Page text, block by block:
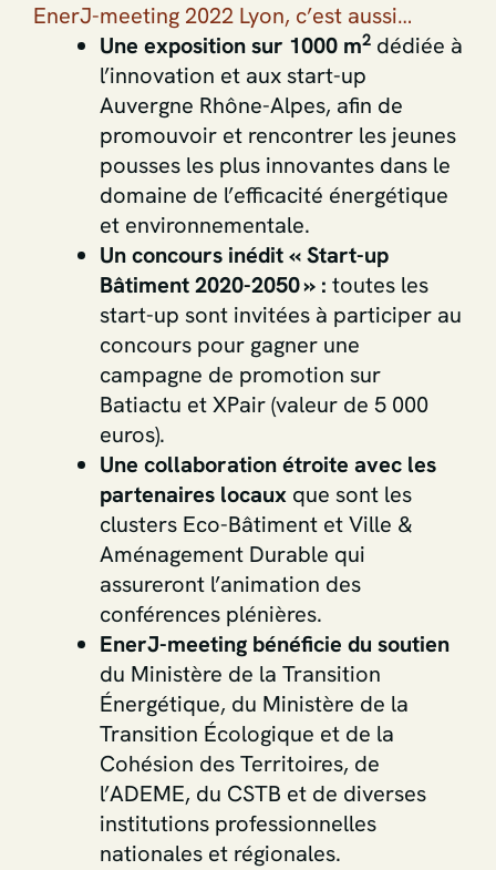
EnerJ-meeting 2022 Lyon, c’est aussi…
Une exposition sur 1000 m2 dédiée à
l’innovation et aux start-up
Auvergne Rhône-Alpes, afin de
promouvoir et rencontrer les jeunes
pousses les plus innovantes dans le
domaine de l’efficacité énergétique
et environnementale.
Un concours inédit « Start-up
Bâtiment 2020-2050 » : toutes les
start-up sont invitées à participer au
concours pour gagner une
campagne de promotion sur
Batiactu et XPair (valeur de 5 000
euros).
Une collaboration étroite avec les
partenaires locaux que sont les
clusters Eco-Bâtiment et Ville &
Aménagement Durable qui
assureront l’animation des
conférences plénières.
EnerJ-meeting bénéficie du soutien
du Ministère de la Transition
Énergétique, du Ministère de la
Transition Écologique et de la
Cohésion des Territoires, de
l’ADEME, du CSTB et de diverses
institutions professionnelles
nationales et régionales.